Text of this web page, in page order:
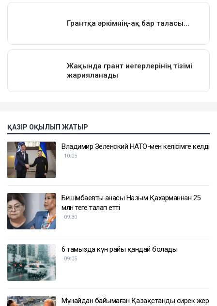
ҚАЗІР ОҚЫЛЫП ЖАТЫР
Владимир Зеленский НАТО-мен келісімге келді
10:05
Бишімбаевтың анасы Назым Қахарманнан 25
млн теңге талап етті
09:30
6 тамызда күн райы қандай болады
09:05
Мұнайдан байымаған Қазақстанды сирек жер